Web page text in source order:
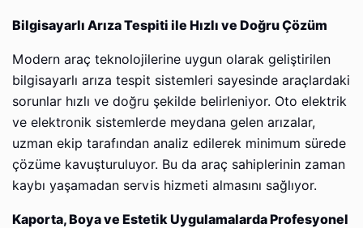
Bilgisayarlı Arıza Tespiti ile Hızlı ve Doğru Çözüm
Modern araç teknolojilerine uygun olarak geliştirilen
bilgisayarlı arıza tespit sistemleri sayesinde araçlardaki
sorunlar hızlı ve doğru şekilde belirleniyor. Oto elektrik
ve elektronik sistemlerde meydana gelen arızalar,
uzman ekip tarafından analiz edilerek minimum sürede
çözüme kavuşturuluyor. Bu da araç sahiplerinin zaman
kaybı yaşamadan servis hizmeti almasını sağlıyor.
Kaporta, Boya ve Estetik Uygulamalarda Profesyonel